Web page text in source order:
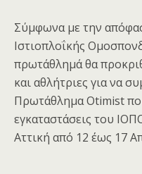
Σύμφωνα με την
Ιστιοπλοΐκής
πρωτάθλημά θα
και αθλήτριες για να
Πρωτάθλημα Otimist
εγκαταστάσεις του
Αττική από 12 έως 17